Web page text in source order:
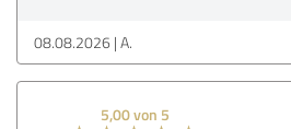
08.08.2026 A.
5,00 von 5